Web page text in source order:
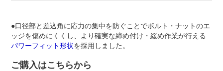
●口径部と差込角に応力の集中を防ぐことでボルト・ナットのエ
ッジを傷めにくくし、より確実な締め付け・緩め作業が行える
パワーフィット形状を採用しました。
ご購入はこちらから